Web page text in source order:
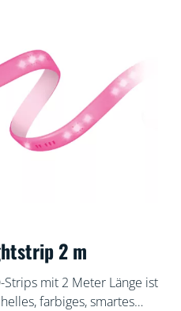
2 m
Strips mit 2 Meter Länge ist
farbiges, smartes